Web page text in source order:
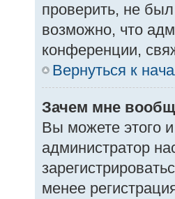
проверить, не
возможно, что
конференции,
Вернуться к
Зачем мне
Вы можете этого и
администратор
менее